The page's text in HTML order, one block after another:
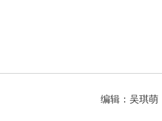
编辑：吴琪萌